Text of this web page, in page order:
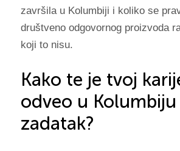
završila u Kolumbiji i koliko se
društveno odgovornog proizvoda
koji to nisu.
Kako te je tvoj
odveo u
zadatak?